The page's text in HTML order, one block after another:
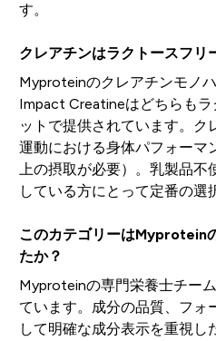
す。
クレアチンはラクトースフリ
Myproteinのクレアチンモノ
Impact Creatineはどちらも
ットで提供されています。ク
運動における身体パフォーマ
上の摂取が必要）。乳製品
している方にとって定番の選
このカテゴリーはMyprotein
たか？
Myproteinの専門栄養士チー
ています。成分の品質、フォ
して明確な成分表示を重視し